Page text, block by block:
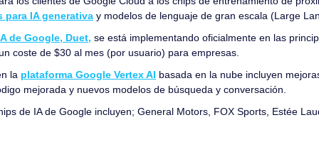
para IA generativa y modelos de lenguaje de gran escala (Large
de Google, Duet, se está implementando oficialmente en las
coste de $30 al mes (por usuario) para empresas.
la plataforma Google Vertex AI basada en la nube incluyen
mejorada y nuevos modelos de búsqueda y conversación.
de IA de Google incluyen; General Motors, FOX Sports, Estée